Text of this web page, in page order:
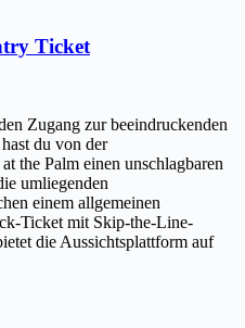
Ticket
Zugang zur beeindruckenden
du von der
the Palm einen unschlagbaren
umliegenden
einem allgemeinen
Ticket mit Skip-the-Line-
die Aussichtsplattform auf